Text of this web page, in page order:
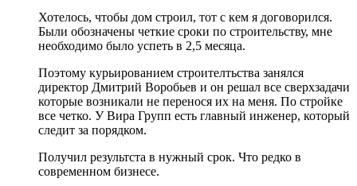
Хотелось, чтобы дом строил, тот с кем я договорился.
Были обозначены четкие сроки по строительству, мне
необходимо было успеть в 2,5 месяца.
Поэтому курьированием строителтьства занялся
директор Дмитрий Воробьев и он решал все сверхзадачи
которые возникали не перенося их на меня. По стройке
все четко. У Вира Групп есть главный инженер, который
следит за порядком.
Получил результста в нужный срок. Что редко в
современном бизнесе.